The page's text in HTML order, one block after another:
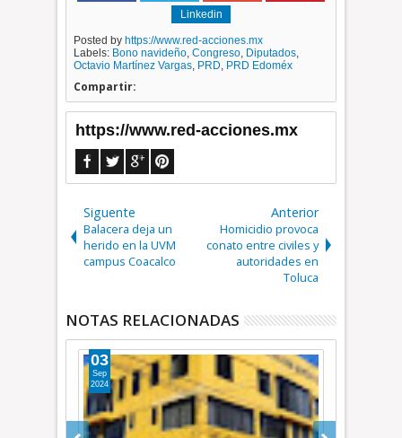
Linkedin
Posted by https://www.red-acciones.mx
Labels: Bono navideño,Congreso, Diputados,
Octavio Martínez Vargas, PRD, PRD Edoméx
Compartir:
https://www.red-acciones.mx
Siguente
Balacera deja un
herido en la UVM
campus Coacalco
Anterior
Homicidio provoca
conato entre civiles y
autoridades en
Toluca
NOTAS RELACIONADAS
03
Sep
2024